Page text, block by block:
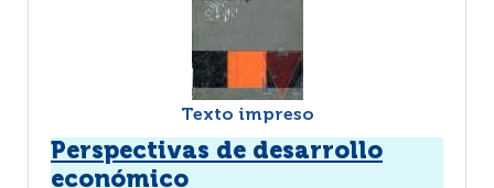
Texto impreso
Perspectivas de desarrollo
económico